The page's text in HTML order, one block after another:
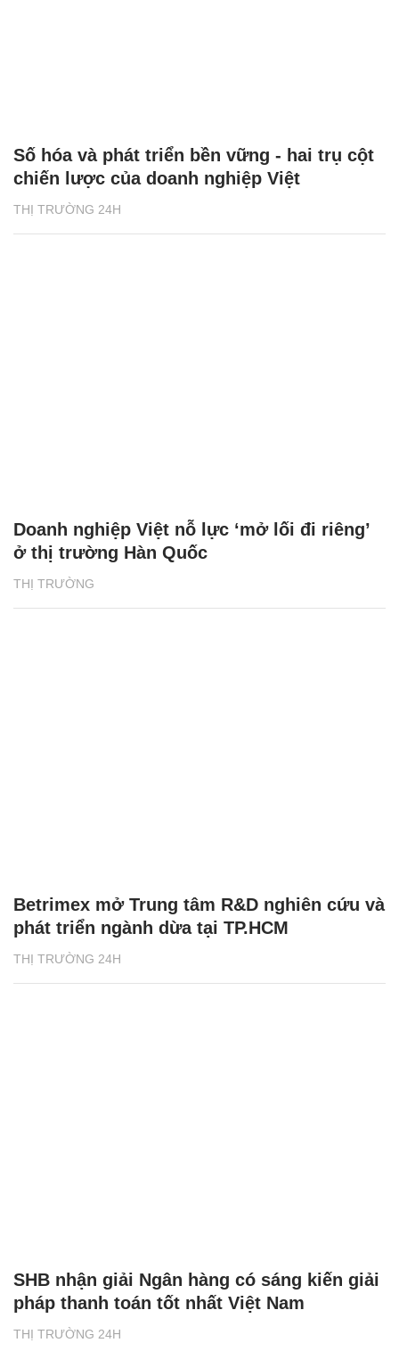
THỊ TRƯỜNG 24H
Số hóa và phát triển bền vững - hai trụ cột
chiến lược của doanh nghiệp Việt
THỊ TRƯỜNG
Doanh nghiệp Việt nỗ lực ‘mở lối đi riêng’
ở thị trường Hàn Quốc
THỊ TRƯỜNG 24H
Betrimex mở Trung tâm R&D nghiên cứu và
phát triển ngành dừa tại TP.HCM
THỊ TRƯỜNG 24H
SHB nhận giải Ngân hàng có sáng kiến giải
pháp thanh toán tốt nhất Việt Nam